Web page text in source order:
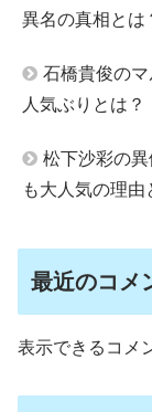
異名の真相とは
石橋貴俊の
人気ぶりとは？
松下沙彩の
も大人気の理由
最近のコメ
表示できるコメ